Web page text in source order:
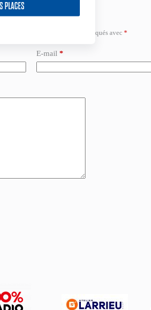
PLACES
Les champs obligatoires sont indiqués avec *
E-mail *